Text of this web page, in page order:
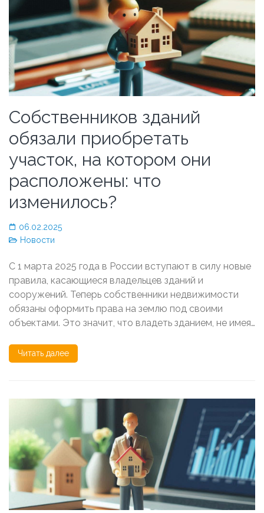
Собственников зданий
обязали приобретать
участок, на котором они
расположены: что
изменилось?
06.02.2025
Новости
С 1 марта 2025 года в России вступают в силу новые
правила, касающиеся владельцев зданий и
сооружений. Теперь собственники недвижимости
обязаны оформить права на землю под своими
объектами. Это значит, что владеть зданием, не имея…
Читать далее